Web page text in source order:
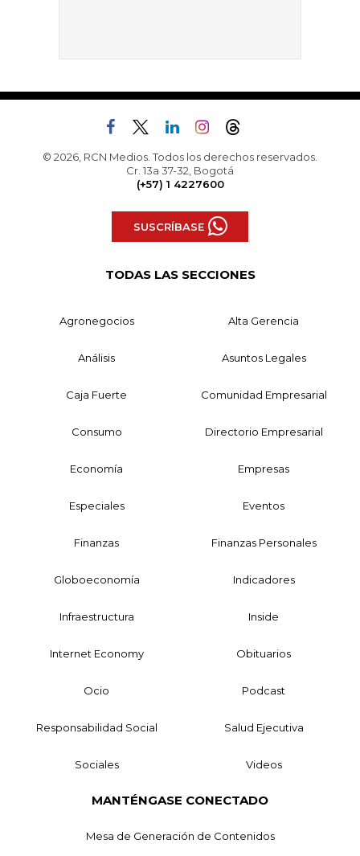
© 2026, RCN Medios. Todos los derechos reservados.
Cr. 13a 37-32, Bogotá
(+57) 1 4227600
SUSCRÍBASE
TODAS LAS SECCIONES
Agronegocios Alta Gerencia
Análisis Asuntos Legales
Caja Fuerte Comunidad Empresarial
Consumo Directorio Empresarial
Economía Empresas
Especiales Eventos
Finanzas Finanzas Personales
Globoeconomía Indicadores
Infraestructura Inside
Internet Economy Obituarios
Ocio Podcast
Responsabilidad Social Salud Ejecutiva
Sociales Videos
MANTÉNGASE CONECTADO
Mesa de Generación de Contenidos